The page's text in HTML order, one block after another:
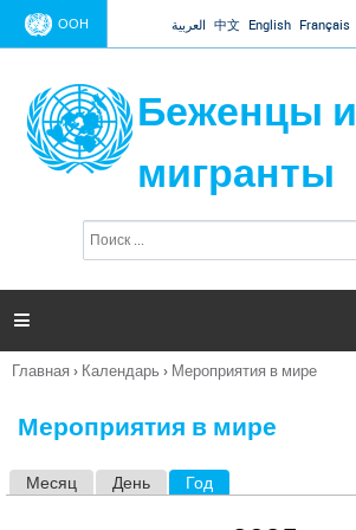
Jump to navigation
ООН العربية 中文 English Français
Беженцы и
мигранты
п
и

Вы
Главная › Календарь › Мероприятия в мире
Мероприятия в мире
Месяц День Год